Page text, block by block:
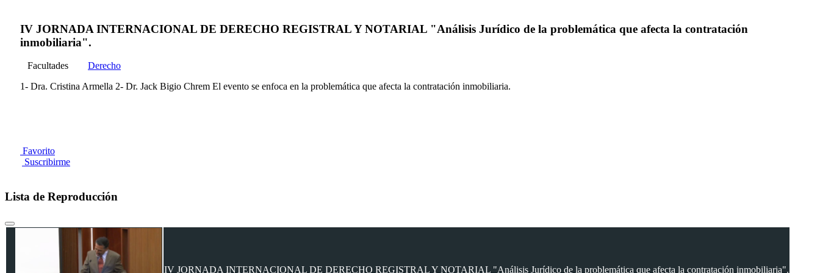
IV JORNADA INTERNACIONAL DE DERECHO REGISTRAL Y NOTARIAL "Análisis Jurídico de la problemática que afecta la contratación
inmobiliaria".
Facultades
Derecho
1- Dra. Cristina Armella 2- Dr. Jack Bigio Chrem El evento se enfoca en la problemática que afecta la contratación inmobiliaria.
Favorito
Suscribirme
Lista de Reproducción
IV JORNADA INTERNACIONAL DE DERECHO REGISTRAL Y NOTARIAL "Análisis Jurídico de la problemática que afecta la contratación inmobiliaria".